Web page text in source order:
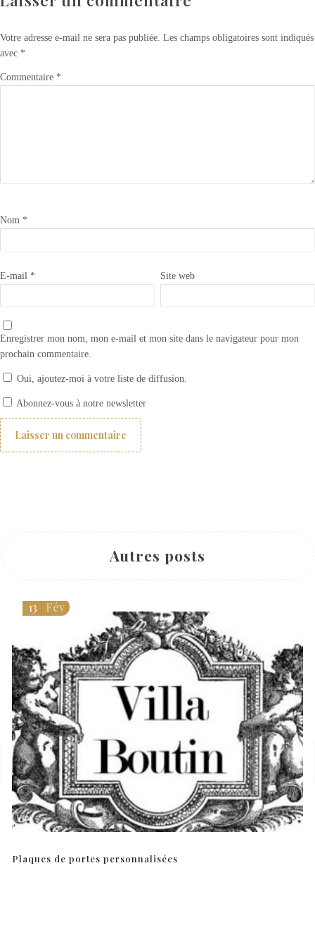
Votre adresse e-mail ne sera pas publiée. Les champs obligatoires sont indiqués
avec *
Commentaire *
Nom *
E-mail * Site web
Enregistrer mon nom, mon e-mail et mon site dans le navigateur pour mon
prochain commentaire.
Oui, ajoutez-moi à votre liste de diffusion.
Abonnez-vous à notre newsletter
Autres posts
Plaques de portes personnalisées
13 Fév